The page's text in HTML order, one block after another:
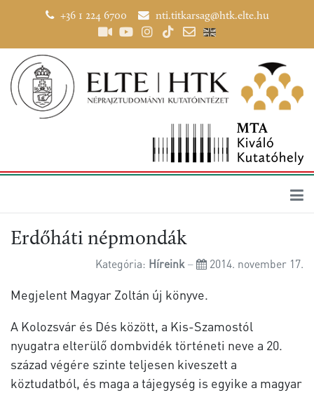
+36 1 224 6700 nti.titkarsag@htk.elte.hu
Erdőháti népmondák
Kategória: Híreink 2014. november 17.
Megjelent Magyar Zoltán új könyve.
A Kolozsvár és Dés között, a Kis-Szamostól
nyugatra elterülő dombvidék történeti neve a 20.
század végére szinte teljesen kiveszett a
köztudatból, és maga a tájegység is egyike a magyar